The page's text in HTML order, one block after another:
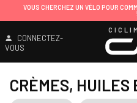
VOUS CHERCHEZ UN VÉLO POUR
!
CONNECTEZ-
VOUS
CRÈMES, HUILES